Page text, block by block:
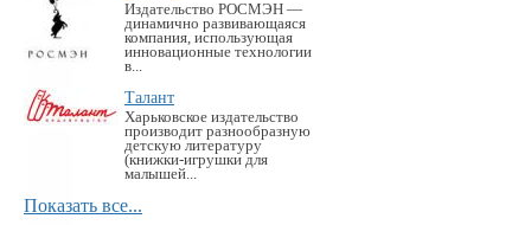
Издательство РОСМЭН —
динамично развивающаяся
компания, использующая
инновационные технологии
в...
Талант
Харьковское издательство
производит разнообразную
детскую литературу
(книжки-игрушки для
малышей...
Показать все...